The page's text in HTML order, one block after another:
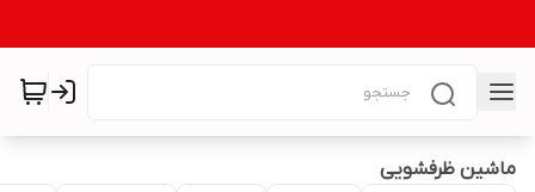
ماشین ظرفشویی